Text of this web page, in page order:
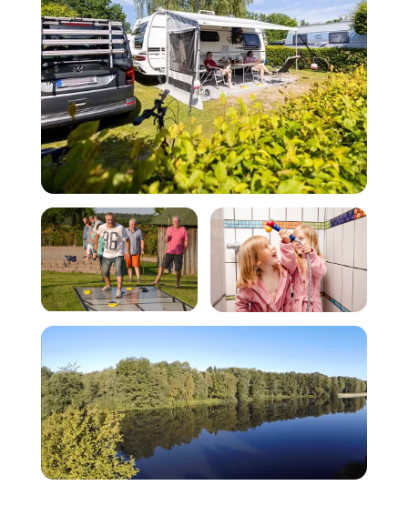
Stellplätze
Freizeit Sanitär